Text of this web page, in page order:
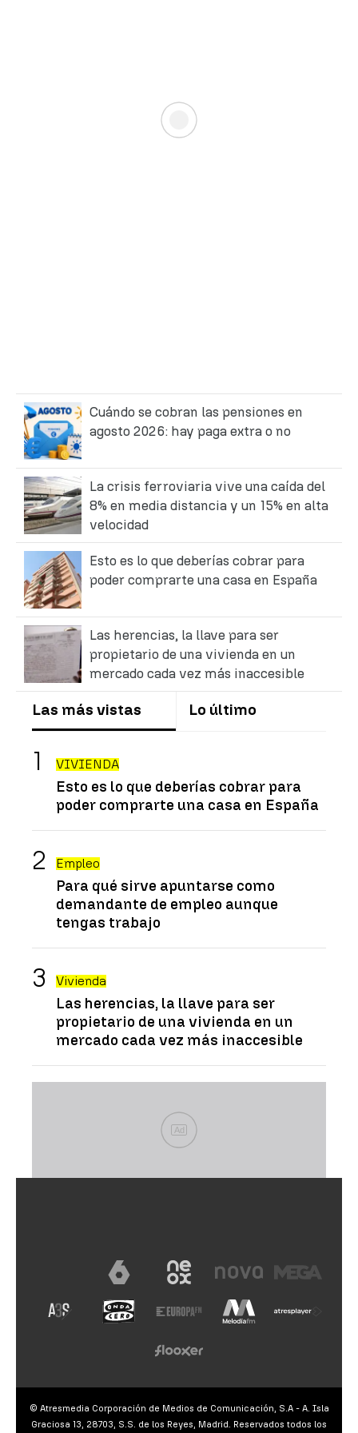
Cuándo se cobran las pensiones en
agosto 2026: hay paga extra o no
La crisis ferroviaria vive una caída del
8% en media distancia y un 15% en alta
velocidad
Esto es lo que deberías cobrar para
poder comprarte una casa en España
Las herencias, la llave para ser
propietario de una vivienda en un
mercado cada vez más inaccesible
Las más vistas Lo último
VIVIENDA
Esto es lo que deberías cobrar para
poder comprarte una casa en España
Empleo
Para qué sirve apuntarse como
demandante de empleo aunque
tengas trabajo
Vivienda
Las herencias, la llave para ser
propietario de una vivienda en un
mercado cada vez más inaccesible
Ad
© Atresmedia Corporación de Medios de Comunicación, S.A - A. Isla
Graciosa 13, 28703, S.S. de los Reyes, Madrid. Reservados todos los